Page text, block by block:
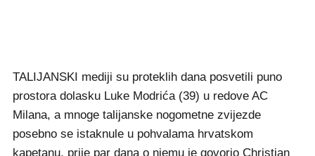
TALIJANSKI mediji su proteklih dana posvetili puno
prostora dolasku Luke Modrića (39) u redove AC
Milana, a mnoge talijanske nogometne zvijezde
posebno se istaknule u pohvalama hrvatskom
kapetanu, prije par dana o njemu je govorio Christian